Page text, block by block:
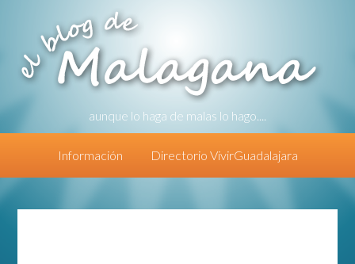
aunque lo haga de malas lo hago....
Información Directorio VivirGuadalajara